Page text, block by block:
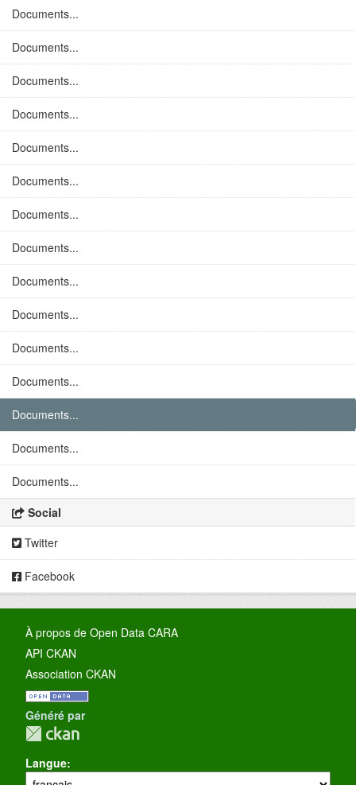
Documents...
Documents...
Documents...
Documents...
Documents...
Documents...
Documents...
Documents...
Documents...
Documents...
Documents...
Documents...
Documents...
Documents...
Documents...
Social
Twitter
Facebook
À propos de Open Data CARA
API CKAN
Association CKAN
Généré par
Langue